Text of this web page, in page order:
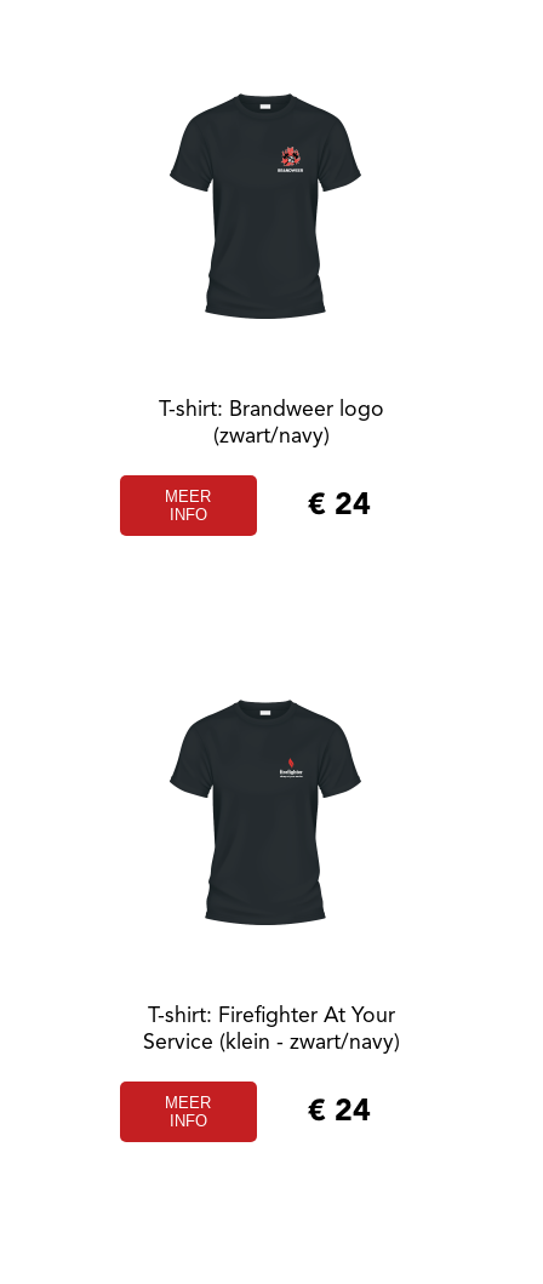
T-shirt: Brandweer logo
(zwart/navy)
MEER
INFO
€ 24
T-shirt: Firefighter At Your
Service (klein - zwart/navy)
MEER
INFO
€ 24